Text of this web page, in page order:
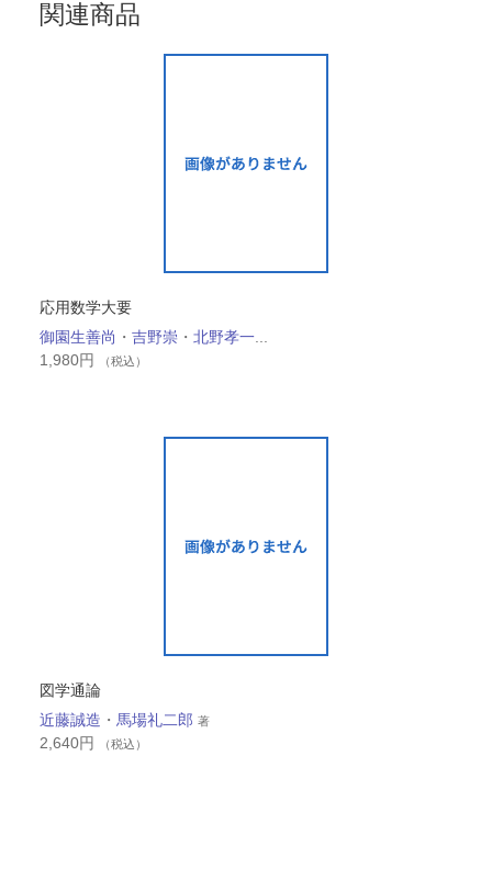
関連商品
応用数学大要
御園生善尚 ・ 吉野崇・ 北野孝一...
1,980円 （税込）
図学通論
近藤誠造 ・ 馬場礼二郎 著
2,640円 （税込）